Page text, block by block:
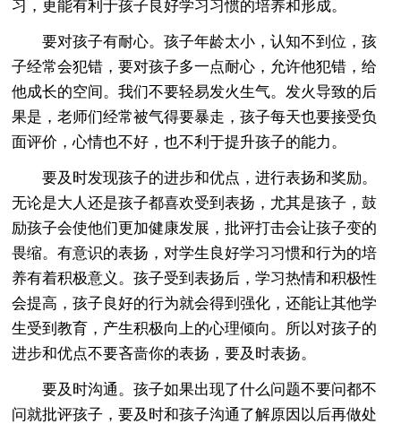
习，更能有利于孩子良好学习习惯的培养和形成。
要对孩子有耐心。孩子年龄太小，认知不到位，孩
子经常会犯错，要对孩子多一点耐心，允许他犯错，给
他成长的空间。我们不要轻易发火生气。发火导致的后
果是，老师们经常被气得要暴走，孩子每天也要接受负
面评价，心情也不好，也不利于提升孩子的能力。
要及时发现孩子的进步和优点，进行表扬和奖励。
无论是大人还是孩子都喜欢受到表扬，尤其是孩子，鼓
励孩子会使他们更加健康发展，批评打击会让孩子变的
畏缩。有意识的表扬，对学生良好学习习惯和行为的培
养有着积极意义。孩子受到表扬后，学习热情和积极性
会提高，孩子良好的行为就会得到强化，还能让其他学
生受到教育，产生积极向上的心理倾向。所以对孩子的
进步和优点不要吝啬你的表扬，要及时表扬。
要及时沟通。孩子如果出现了什么问题不要问都不
问就批评孩子，要及时和孩子沟通了解原因以后再做处